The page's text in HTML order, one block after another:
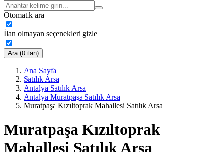
Otomatik ara
İlan olmayan seçenekleri gizle
Ara (0 ilan)
Ana Sayfa
Satılık Arsa
Antalya Satılık Arsa
Antalya Muratpaşa Satılık Arsa
Muratpaşa Kızıltoprak Mahallesi Satılık Arsa
Muratpaşa Kızıltoprak
Mahallesi Satılık Arsa